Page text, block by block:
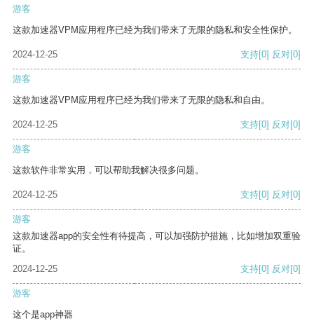
游客
这款加速器VPM应用程序已经为我们带来了无限的隐私和安全性保护。
2024-12-25 支持[0] 反对[0]
游客
这款加速器VPM应用程序已经为我们带来了无限的隐私和自由。
2024-12-25 支持[0] 反对[0]
游客
这款软件非常实用，可以帮助我解决很多问题。
2024-12-25 支持[0] 反对[0]
游客
这款加速器app的安全性有待提高，可以加强防护措施，比如增加双重验
证。
2024-12-25
支持[0] 反对[0]
游客
这个是app神器